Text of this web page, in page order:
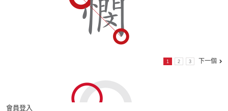
1 2 3 下一個
會員登入